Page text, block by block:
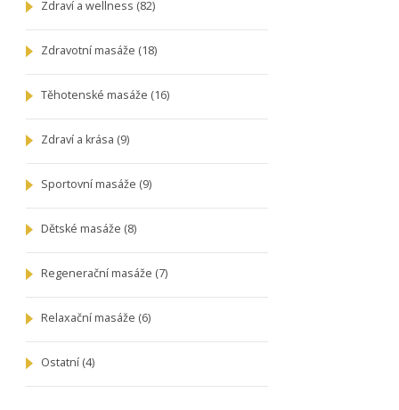
Zdraví a wellness (82)
Zdravotní masáže (18)
Těhotenské masáže (16)
Zdraví a krása (9)
Sportovní masáže (9)
Dětské masáže (8)
Regenerační masáže (7)
Relaxační masáže (6)
Ostatní (4)